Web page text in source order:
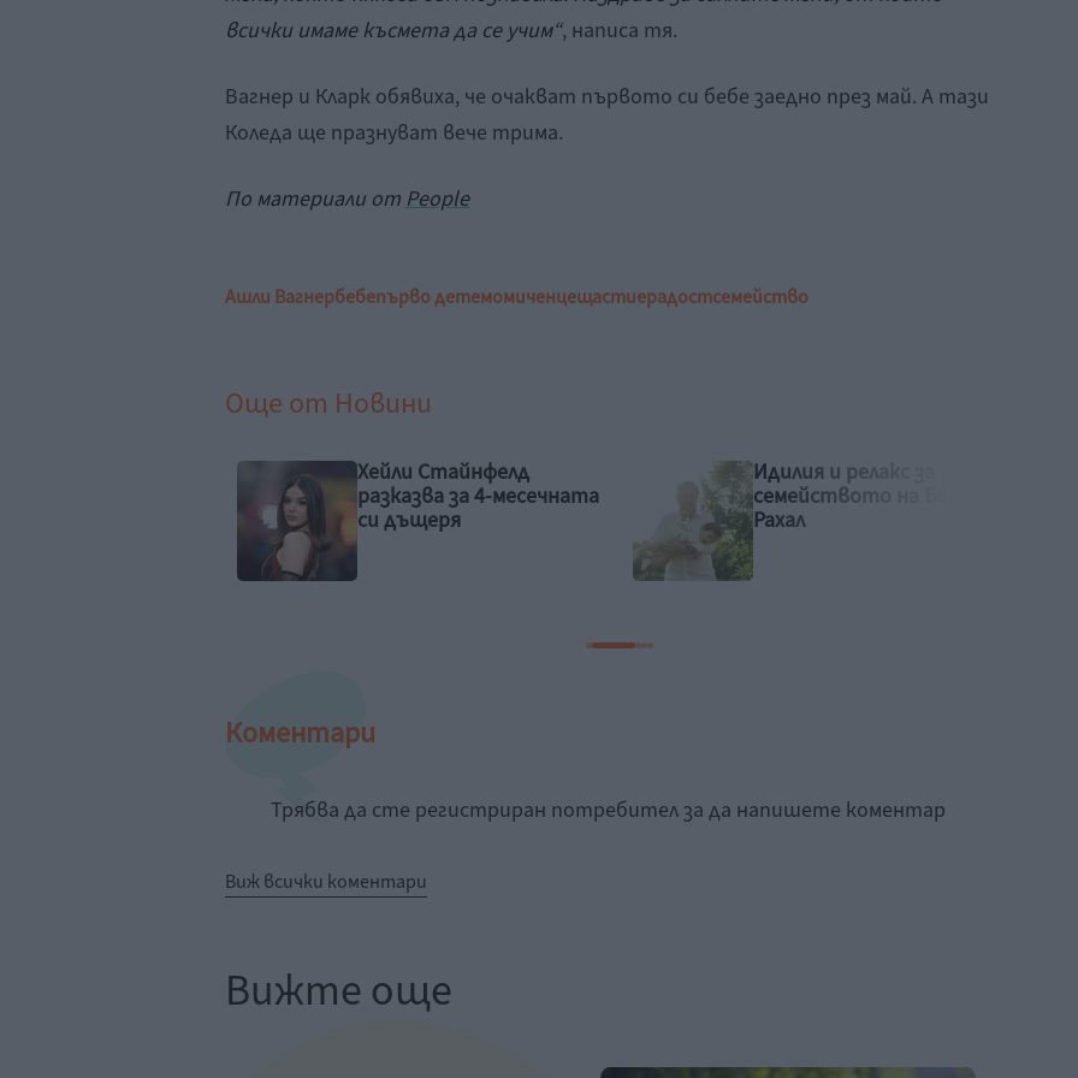
всички имаме късмета да се учим“, написа тя.
Вагнер и Кларк обявиха, че очакват първото си бебе заедно през май. А тази
Коледа ще празнуват вече трима.
По материали отPeople
Ашли Вагнербебепърво детемомиченцещастиерадостсемейство
Още от Новини
Идилия и релакс за
семейството на Башар
Рахал
Рая Пеева с бременна
фотосесия
Коментари
Трябва да сте регистриран потребител за да напишете коментар
Виж всички коментари
Вижте още